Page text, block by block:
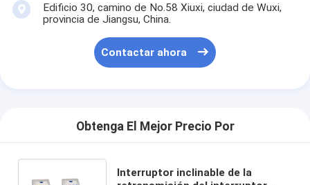
Edificio 30, camino de No.58 Xiuxi, ciudad de Wuxi,
provincia de Jiangsu, China.
Contactar ahora
Obtenga El Mejor Precio Por
Interruptor inclinable de la